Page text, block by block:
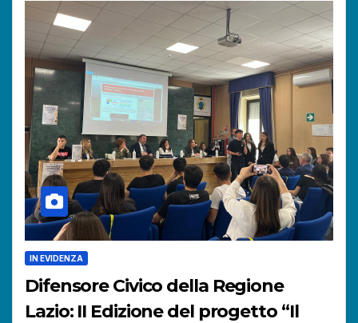
IN EVIDENZA
Difensore Civico della Regione
Lazio: II Edizione del progetto “Il